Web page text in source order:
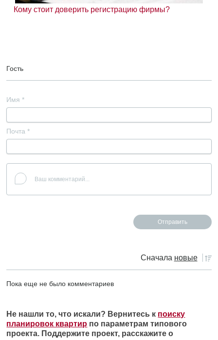
Кому стоит доверить регистрацию фирмы?
Гость
Имя *
Почта *
Сначала новые
Пока еще не было комментариев
Не нашли то, что искали? Вернитесь к поиску
планировок квартир по параметрам типового
проекта. Поддержите проект, расскажите о